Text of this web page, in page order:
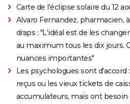
Carte de l'éclipse solaire du 12
Alvaro Fernandez, pharmacien,
draps : "L'idéal est de les
au maximum tous les dix jours.
nuances importantes"
Les psychologues sont d'accord
reçus ou les vieux tickets de
accumulateurs, mais ont besoin